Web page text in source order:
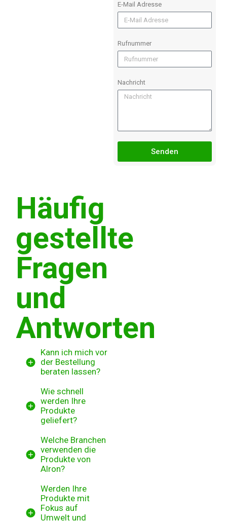
E-Mail Adresse
Rufnummer
Nachricht
Senden
Häufig
gestellte
Fragen
und
Antworten
Kann ich mich vor
der Bestellung
beraten lassen?
Wie schnell
werden Ihre
Produkte
geliefert?
Welche Branchen
verwenden die
Produkte von
Alron?
Werden Ihre
Produkte mit
Fokus auf
Umwelt und